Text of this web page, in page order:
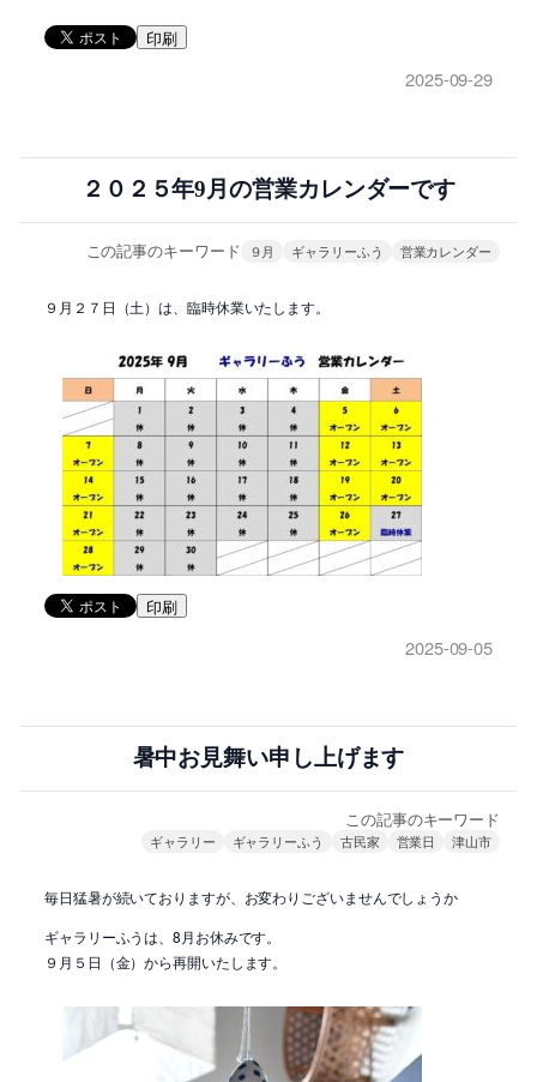
印刷
2025-09-29
２０２５年9月の営業カレンダーです
この記事のキーワード ９月 ギャラリーふう 営業カレンダー
９月２７日（土）は、臨時休業いたします。
印刷
2025-09-05
暑中お見舞い申し上げます
この記事のキーワード
ギャラリー ギャラリーふう 古民家 営業日 津山市
毎日猛暑が続いておりますが、お変わりございませんでしょうか
ギャラリーふうは、8月お休みです。
９月５日（金）から再開いたします。